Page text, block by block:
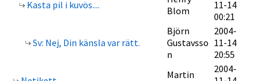
Kasta pil i kuvös....
Blom
11-14
00:21
Sv: Nej, Din känsla var rätt.
Björn
Gustavsso
n
2004-
11-14
20:55
Martin
2004-